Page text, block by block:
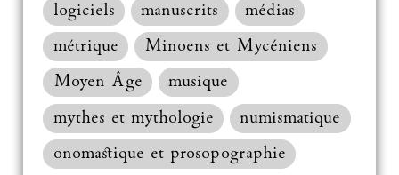
logiciels
manuscrits
médias
métrique
Minoens et Mycéniens
Moyen Âge
musique
mythes et mythologie
numismatique
onomastique et prosopographie